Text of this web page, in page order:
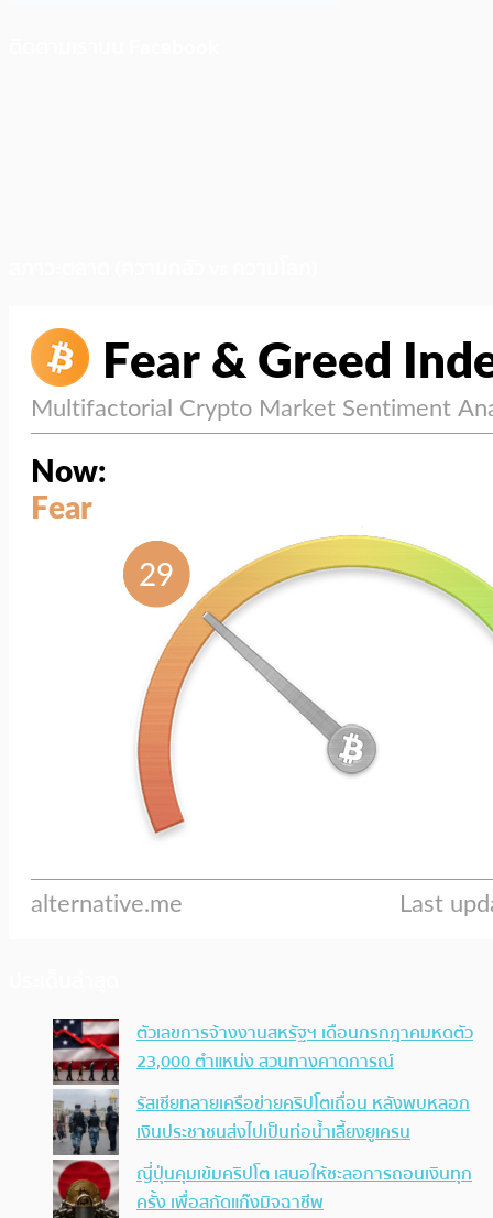
ตัวเลขการจ้างงานสหรัฐฯ เดือนกรกฎาคมหดตัว
23,000 ตำแหน่ง สวนทางคาดการณ์
รัสเซียทลายเครือข่ายคริปโตเถื่อน หลังพบหลอก
เงินประชาชนส่งไปเป็นท่อน้ำเลี้ยงยูเครน
ญี่ปุ่นคุมเข้มคริปโต เสนอให้ชะลอการถอนเงินทุก
ครั้ง เพื่อสกัดแก๊งมิจฉาชีพ